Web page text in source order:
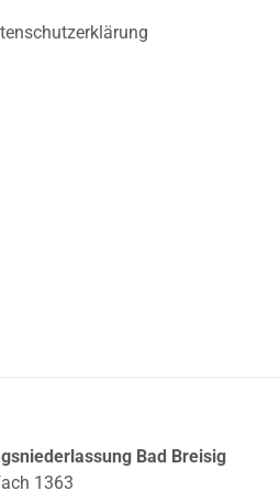
Bad Breisig
1363